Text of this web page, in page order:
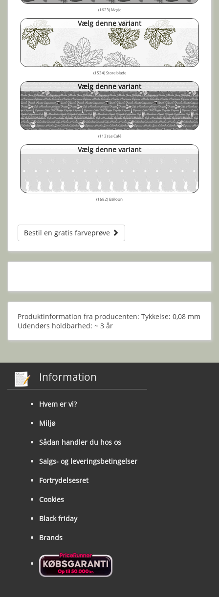
(1623) Magic
Vælg denne variant
(1534) Store blade
Vælg denne variant
(113) Le Café
Vælg denne variant
(1682) Balloon
Bestil en gratis farveprøve
Produktinformation fra producenten: Tykkelse: 0,08 mm
Udendørs holdbarhed: ~ 3 år
Information
Hvem er vi?
Miljø
Sådan handler du hos os
Salgs- og leveringsbetingelser
Fortrydelsesret
Cookies
Black friday
Brands